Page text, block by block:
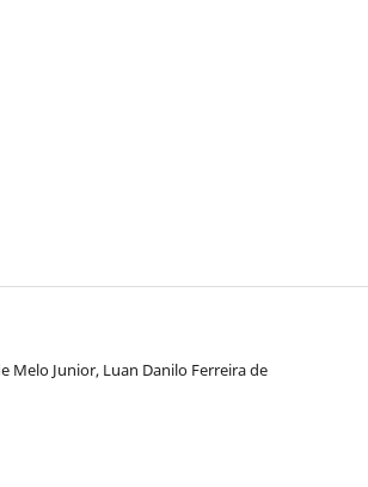
Melo Junior, Luan Danilo Ferreira de